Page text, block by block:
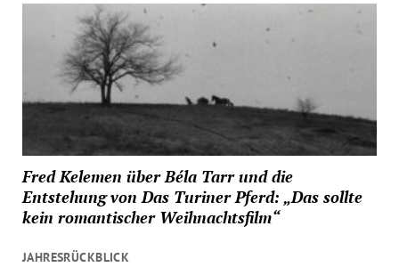
Fred Kelemen über Béla Tarr und die
Entstehung von Das Turiner Pferd: „Das sollte
kein romantischer Weihnachtsfilm“
JAHRESRÜCKBLICK